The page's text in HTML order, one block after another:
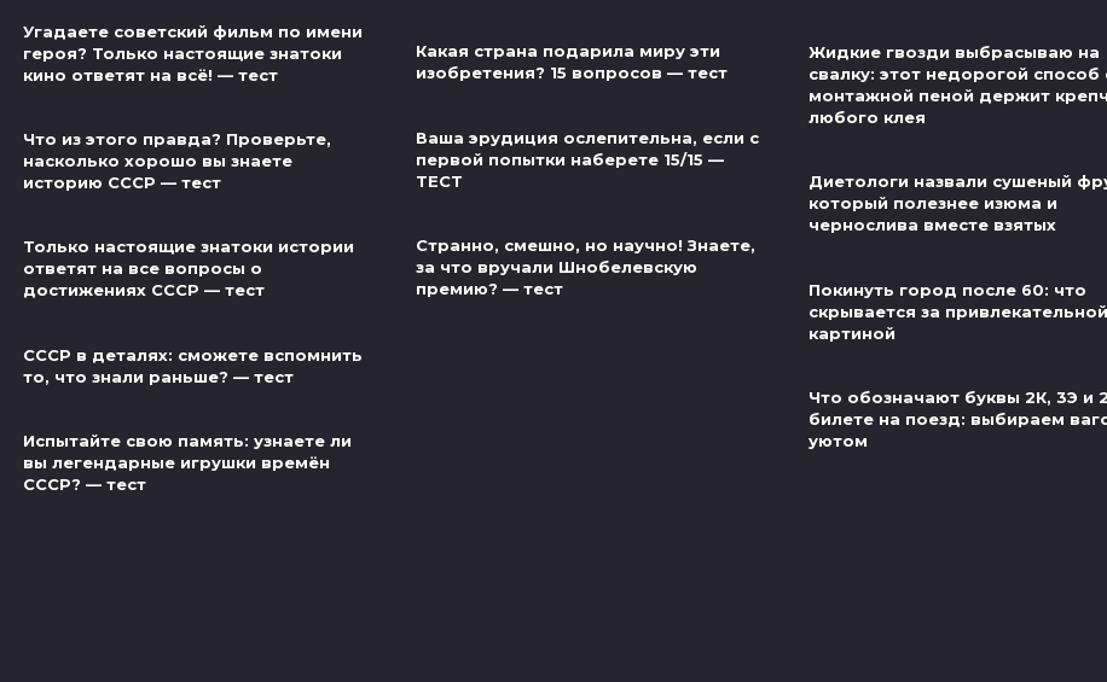
Угадаете советский фильм по имени
героя? Только настоящие знатоки
кино ответят на всё! — тест
Что из этого правда? Проверьте,
насколько хорошо вы знаете
историю СССР — тест
Только настоящие знатоки истории
ответят на все вопросы о
достижениях СССР — тест
СССР в деталях: сможете вспомнить
то, что знали раньше? — тест
Испытайте свою память: узнаете ли
вы легендарные игрушки времён
СССР? — тест
Какая страна подарила миру эти
изобретения? 15 вопросов — тест
Ваша эрудиция ослепительна, если с
первой попытки наберете 15/15 —
ТЕСТ
Странно, смешно, но научно! Знаете,
за что вручали Шнобелевскую
премию? — тест
Жидкие гвозди выбрасываю на
свалку: этот недорогой способ
монтажной пеной держит
любого клея
Диетологи назвали сушеный
который полезнее изюма и
чернослива вместе взятых
Покинуть город после 60: что
скрывается за привлекательной
картиной
Что обозначают буквы 2К, 3Э и
билете на поезд: выбираем
уютом